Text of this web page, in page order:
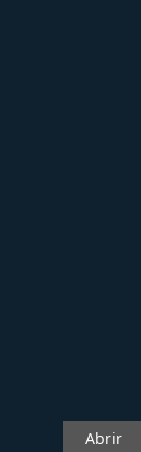
Abrir